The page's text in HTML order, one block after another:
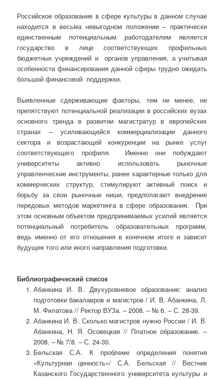
Российское образование в сфере культуры в данном случае
находится в весьма невыгодном положении – практически
единственным потенциальным работодателем является
государство в лице соответствующих профильных
бюджетных учреждений и органов управления, а учитывая
особенности финансирования данной сферы трудно ожидать
большой финансовой поддержки.
Выявленные сдерживающие факторы, тем не менее, не
препятствуют потенциальной реализации в российских вузах
основного тренда в развитии магистратур в европейских
странах – усиливающейся коммерциализации данного
сектора и возрастающей конкуренции на рынке услуг
соответствующего профиля. Именно они побуждают
университеты активно использовать рыночные
управленческие инструменты, ранее характерные только для
коммерческих структур, стимулируют активный поиск и
борьбу за свои рыночные ниши, предполагают внедрение
передовых методов маркетинга в сфере образования. При
этом основным объектом предпринимаемых усилий является
потенциальный потребитель образовательных программ,
ведь именно от его отношения в конечном итоге и зависит
будущее того или иного направления подготовки.
Библиографический список
Абанкина И. В. Двухуровневое образование: анализ
подготовки бакалавров и магистров / И. В. Абанкина, Л.
М. Филатова // Ректор ВУЗа. – 2008. – № 6. – С. 28-39.
Абанкина И. В. Сколько магистров нужно России / И. В.
Абанкина, Н. Я. Осовецкая // Платное образование. –
2008. – № 7/8. – С. 24-30.
Бельская С.А. К проблеме определения понятия
«Культурная ценность»/ С.А. Бельская // Вестник
Казанского Государственного университета культуры и